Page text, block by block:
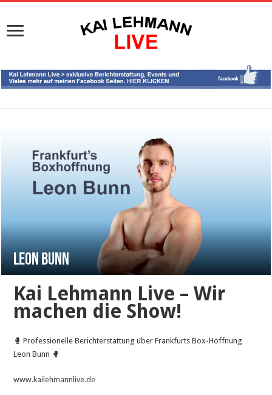
Leon Bunn
Kai Lehmann Live – Wir
machen die Show!
🥊 Professionelle Berichterstattung über Frankfurts Box-Hoffnung
Leon Bunn 🥊
www.kailehmannlive.de